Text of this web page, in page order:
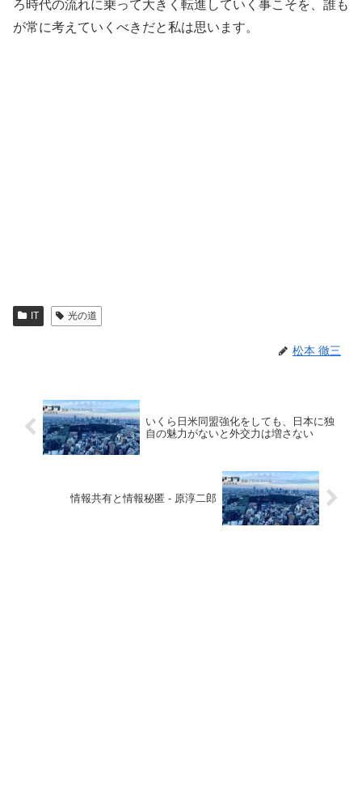
ろ時代の流れに乗って大きく転進していく事こそを、誰も
が常に考えていくべきだと私は思います。
IT 光の道
松本 徹三
いくら日米同盟強化をしても、日本に独
自の魅力がないと外交力は増さない
情報共有と情報秘匿 - 原淳二郎